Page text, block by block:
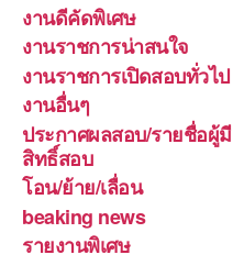
งานดีคัดพิเศษ
งานราชการน่าสนใจ
งานราชการเปิดสอบทั่วไป
งานอื่นๆ
ประกาศผลสอบ/รายชื่อผู้มี
สิทธิ์สอบ
โอน/ย้าย/เลื่อน
beaking news
รายงานพิเศษ